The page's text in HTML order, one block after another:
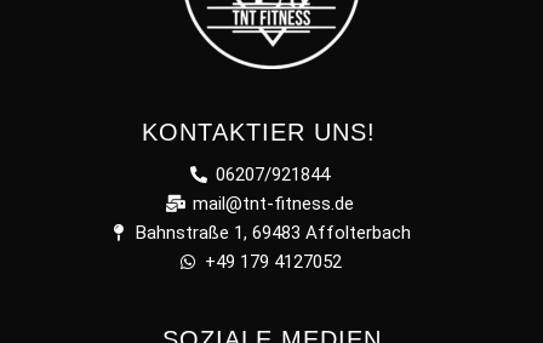
KONTAKTIER UNS!
06207/921844
mail@tnt-fitness.de
Bahnstraße 1, 69483 Affolterbach
+49 179 4127052